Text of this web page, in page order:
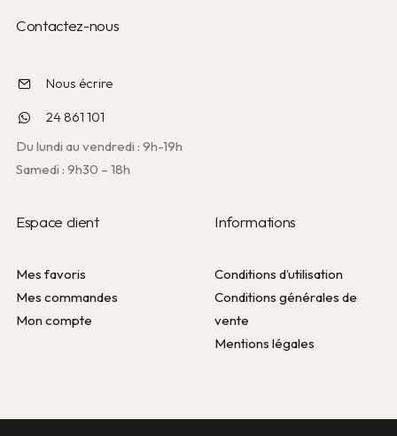
Contactez-nous
Nous écrire
24 861 101
Du lundi au vendredi : 9h-19h
Samedi : 9h30 – 18h
Espace client
Mes favoris
Mes commandes
Mon compte
Informations
Conditions d’utilisation
Conditions générales de
vente
Mentions légales